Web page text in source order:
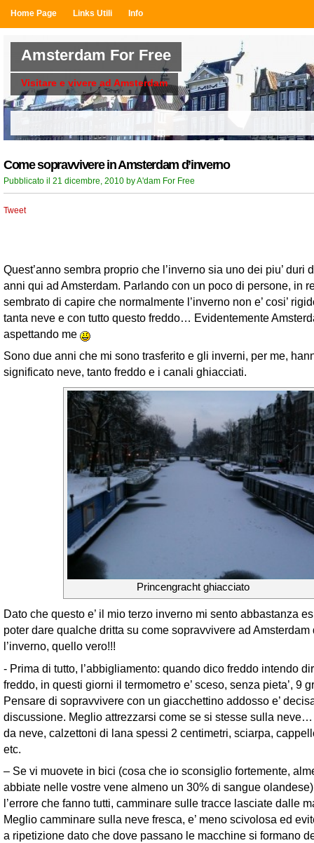
Home Page Links Utili Info
Amsterdam For Free
Visitare e vivere ad Amsterdam
Come sopravvivere in Amsterdam d’inverno
Pubblicato il 21 dicembre, 2010 by A'dam For Free
Tweet
Quest’anno sembra proprio che l’inverno sia uno dei piu’ duri
anni qui ad Amsterdam. Parlando con un poco di persone, in
sembrato di capire che normalmente l’inverno non e’ cosi’
tanta neve e con tutto questo freddo… Evidentemente
aspettando me
Sono due anni che mi sono trasferito e gli inverni, per me,
significato neve, tanto freddo e i canali ghiacciati.
Princengracht ghiacciato
Dato che questo e’ il mio terzo inverno mi sento abbastanza
poter dare qualche dritta su come sopravvivere ad
l’inverno, quello vero!!!
- Prima di tutto, l’abbigliamento: quando dico freddo intendo
freddo, in questi giorni il termometro e’ sceso, senza pieta’, 9
Pensare di sopravvivere con un giacchettino addosso e’
discussione. Meglio attrezzarsi come se si stesse sulla
da neve, calzettoni di lana spessi 2 centimetri, sciarpa,
etc.
– Se vi muovete in bici (cosa che io sconsiglio fortemente,
abbiate nelle vostre vene almeno un 30% di sangue
l’errore che fanno tutti, camminare sulle tracce lasciate dalle
Meglio camminare sulla neve fresca, e’ meno scivolosa ed
a ripetizione dato che dove passano le macchine si formano